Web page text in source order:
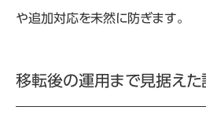
や追加対応を未然に防ぎます。
移転後の運用まで見据えた